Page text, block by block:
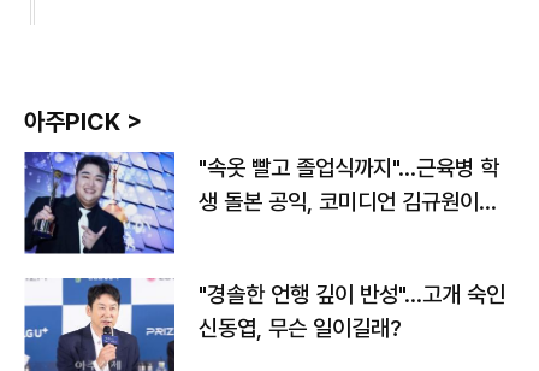
아주PICK >
"속옷 빨고 졸업식까지"…근육병 학
생 돌본 공익, 코미디언 김규원이었
"경솔한 언행 깊이 반성"…고개 숙인
신동엽, 무슨 일이길래?